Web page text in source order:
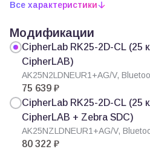
Все характеристики
Модификации
CipherLab RK25-2D-CL (25
CipherLAB)
AK25N2LDNEUR1+AG/V,
75 639 ₽
CipherLab RK25-2D-CL (25
CipherLAB + Zebra SDC)
AK25NZLDNEUR1+AG/V,
80 322 ₽